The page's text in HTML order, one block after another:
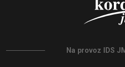
Na provoz IDS